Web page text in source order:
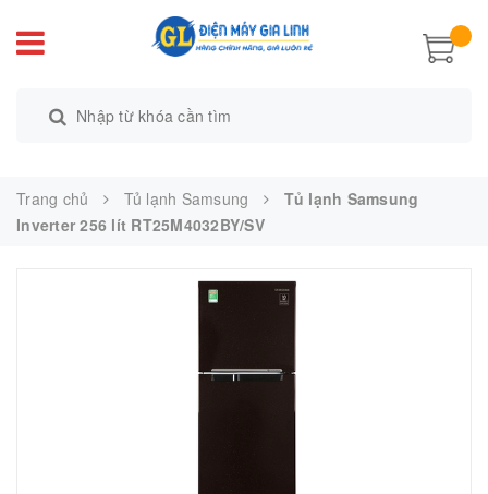
Trang chủ Tủ lạnh Samsung
Tủ lạnh Samsung
Inverter 256 lít RT25M4032BY/SV